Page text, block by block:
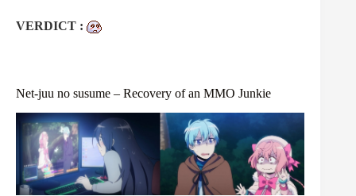
VERDICT :
Net-juu no susume – Recovery of an MMO Junkie